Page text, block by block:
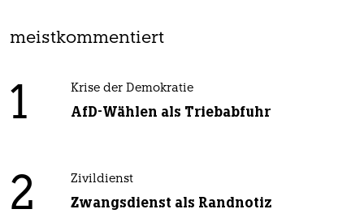
meistkommentiert
1 Krise der Demokratie
AfD-Wählen als Triebabfuhr
2 Zivildienst
Zwangsdienst als Randnotiz